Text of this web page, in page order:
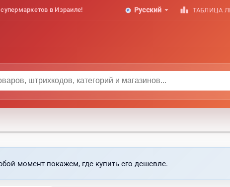
в Израиле! Русский arrow_drop_down leaderboard ТАБЛИЦА
момент покажем, где купить его дешевле.